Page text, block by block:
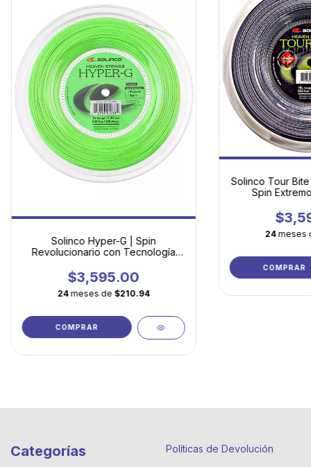
Solinco Hyper-G | Spin
Revolucionario con Tecnología
$3,595.00
24 meses de $210.94
COMPRAR
Solinco Tour
Spin
24 meses
COMPRAR
Categorías Políticas de Devolución